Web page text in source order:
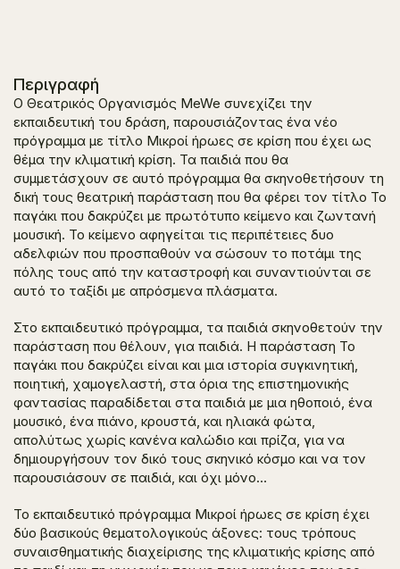
Περιγραφή
Ο Θεατρικός Οργανισμός MeWe συνεχίζει την
εκπαιδευτική του δράση, παρουσιάζοντας ένα νέο
πρόγραμμα με τίτλο Μικροί ήρωες σε κρίση που έχει ως
θέμα την κλιματική κρίση. Τα παιδιά που θα
συμμετάσχουν σε αυτό πρόγραμμα θα σκηνοθετήσουν τη
δική τους θεατρική παράσταση που θα φέρει τον τίτλο Το
παγάκι που δακρύζει με πρωτότυπο κείμενο και ζωντανή
μουσική. Το κείμενο αφηγείται τις περιπέτειες δυο
αδελφιών που προσπαθούν να σώσουν το ποτάμι της
πόλης τους από την καταστροφή και συναντιούνται σε
αυτό το ταξίδι με απρόσμενα πλάσματα.
Στο εκπαιδευτικό πρόγραμμα, τα παιδιά σκηνοθετούν την
παράσταση που θέλουν, για παιδιά. Η παράσταση Το
παγάκι που δακρύζει είναι και μια ιστορία συγκινητική,
ποιητική, χαμογελαστή, στα όρια της επιστημονικής
φαντασίας παραδίδεται στα παιδιά με μια ηθοποιό, ένα
μουσικό, ένα πιάνο, κρουστά, και ηλιακά φώτα,
απολύτως χωρίς κανένα καλώδιο και πρίζα, για να
δημιουργήσουν τον δικό τους σκηνικό κόσμο και να τον
παρουσιάσουν σε παιδιά, και όχι μόνο…
Το εκπαιδευτικό πρόγραμμα Μικροί ήρωες σε κρίση έχει
δύο βασικούς θεματολογικούς άξονες: τους τρόπους
συναισθηματικής διαχείρισης της κλιματικής κρίσης από